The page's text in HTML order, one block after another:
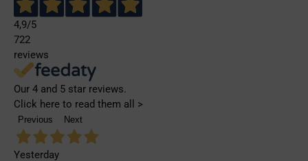
4,9/5
722
reviews
Our 4 and 5 star reviews.
Click here to read them all >
Previous Next
Yesterday